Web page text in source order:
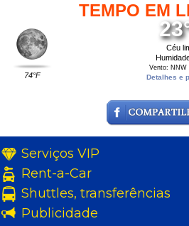
TEMPO EM
74°F
Céu
Vento: NNW
Detalhes e
Serviços VIP
Rent-a-Car
Shuttles, transferências
Publicidade